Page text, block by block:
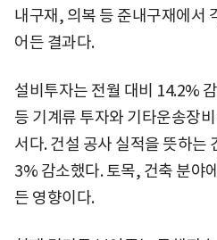
내구재, 의복 등 준내구재에서
어든 결과다.
설비투자는 전월 대비 14.2%
등 기계류 투자와 기타운송장
서다. 건설 공사 실적을 뜻하는
3% 감소했다. 토목, 건축 분야
든 영향이다.